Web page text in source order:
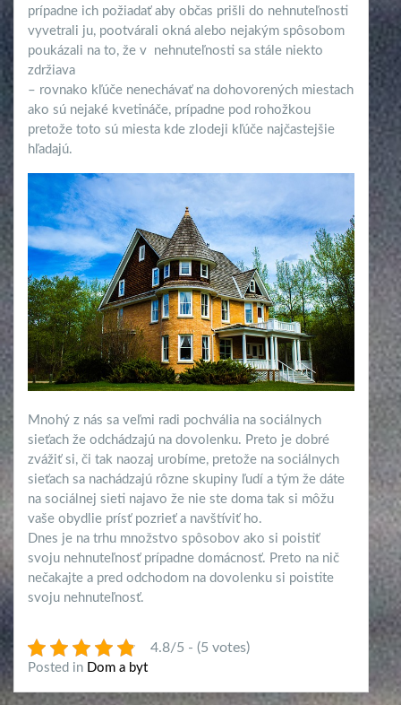
prípadne ich požiadať aby občas prišli do nehnuteľnosti
vyvetrali ju, pootvárali okná alebo nejakým spôsobom
poukázali na to, že v nehnuteľnosti sa stále niekto
zdržiava
– rovnako kľúče nenechávať na dohovorených miestach
ako sú nejaké kvetináče, prípadne pod rohožkou
pretože toto sú miesta kde zlodeji kľúče najčastejšie
hľadajú.
Mnohý z nás sa veľmi radi pochvália na sociálnych
sieťach že odchádzajú na dovolenku. Preto je dobré
zvážiť si, či tak naozaj urobíme, pretože na sociálnych
sieťach sa nachádzajú rôzne skupiny ľudí a tým že dáte
na sociálnej sieti najavo že nie ste doma tak si môžu
vaše obydlie prísť pozrieť a navštíviť ho.
Dnes je na trhu množstvo spôsobov ako si poistiť
svoju nehnuteľnosť prípadne domácnosť. Preto na nič
nečakajte a pred odchodom na dovolenku si poistite
svoju nehnuteľnosť.
4.8/5 - (5 votes)
Posted in Dom a byt